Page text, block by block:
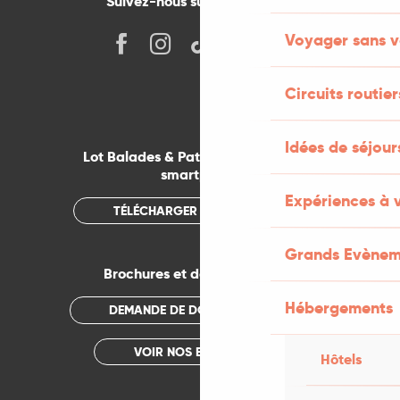
Voyager sans
Circuits
Idées de
Expériences à
Grands
Hébergements
Hôtels
Lot Balades & Patrimoines sur votre
smartphone
TÉLÉCHARGER L'APPLICATION
Brochures et documentations
DEMANDE DE DOCUMENTATION
VOIR NOS BROCHURES